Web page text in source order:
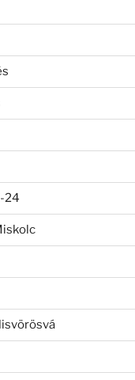
24